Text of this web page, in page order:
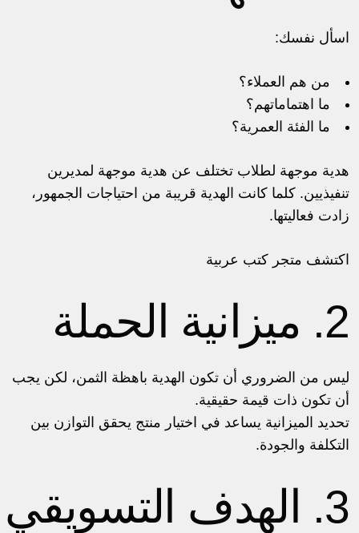
اسأل نفسك:
من هم العملاء؟
ما اهتماماتهم؟
ما الفئة العمرية؟
هدية موجهة لطلاب تختلف عن هدية موجهة لمديرين
تنفيذيين. كلما كانت الهدية قريبة من احتياجات الجمهور،
زادت فعاليتها.
اكتشف متجر كتب عربية
2. ميزانية الحملة
ليس من الضروري أن تكون الهدية باهظة الثمن، لكن يجب
أن تكون ذات قيمة حقيقية.
تحديد الميزانية يساعد في اختيار منتج يحقق التوازن بين
التكلفة والجودة.
3. الهدف التسويقي